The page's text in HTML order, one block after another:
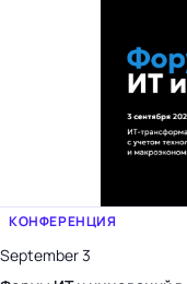
КОНФЕРЕНЦИЯ
September 3